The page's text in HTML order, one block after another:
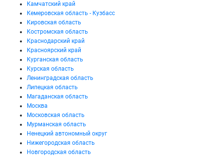
Камчатский край
Кемеровская область - Кузбасс
Кировская область
Костромская область
Краснодарский край
Красноярский край
Курганская область
Курская область
Ленинградская область
Липецкая область
Магаданская область
Москва
Московская область
Мурманская область
Ненецкий автономный округ
Нижегородская область
Новгородская область